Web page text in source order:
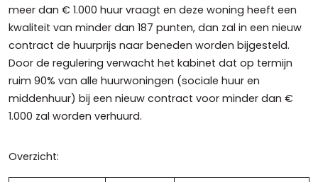
meer dan € 1.000 huur vraagt en deze woning heeft een
kwaliteit van minder dan 187 punten, dan zal in een nieuw
contract de huurprijs naar beneden worden bijgesteld.
Door de regulering verwacht het kabinet dat op termijn
ruim 90% van alle huurwoningen (sociale huur en
middenhuur) bij een nieuw contract voor minder dan €
1.000 zal worden verhuurd.
Overzicht: